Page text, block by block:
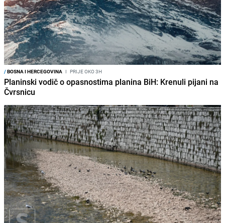
/BOSNA I HERCEGOVINA I PRIJE OKO 3H
Planinski vodič o opasnostima planina BiH: Krenuli pijani na
Čvrsnicu